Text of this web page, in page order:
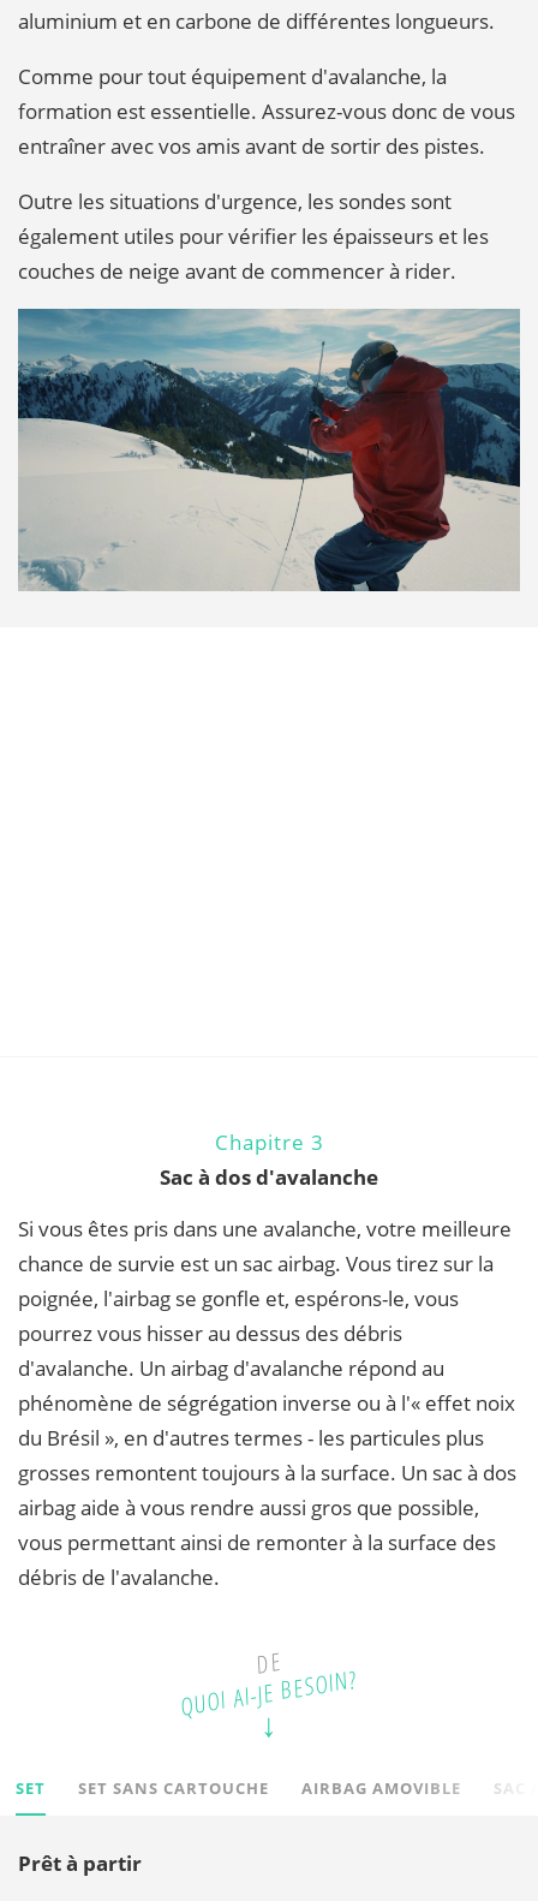
aluminium et en carbone de différentes longueurs.
Comme pour tout équipement d'avalanche, la
formation est essentielle. Assurez-vous donc de vous
entraîner avec vos amis avant de sortir des pistes.
Outre les situations d'urgence, les sondes sont
également utiles pour vérifier les épaisseurs et les
couches de neige avant de commencer à rider.
Chapitre 3
Sac à dos d'avalanche
Si vous êtes pris dans une avalanche, votre meilleure
chance de survie est un sac airbag. Vous tirez sur la
poignée, l'airbag se gonfle et, espérons-le, vous
pourrez vous hisser au dessus des débris
d'avalanche. Un airbag d'avalanche répond au
phénomène de ségrégation inverse ou à l'« effet noix
du Brésil », en d'autres termes - les particules plus
grosses remontent toujours à la surface. Un sac à dos
airbag aide à vous rendre aussi gros que possible,
vous permettant ainsi de remonter à la surface des
débris de l'avalanche.
DE
QUOI AI-JE BESOIN?
SET SET SANS CARTOUCHE AIRBAG AMOVIBLE SAC
Prêt à partir